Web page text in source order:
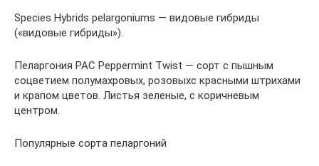
Species Hybrids pelargoniums — видовые гибриды
(«видовые гибриды»).
Пеларгония PAC Peppermint Twist — сорт с пышным
соцветием полумахровых, розовыхс красными штрихами
и крапом цветов. Листья зеленые, с коричневым
центром.
Популярные сорта пеларгоний